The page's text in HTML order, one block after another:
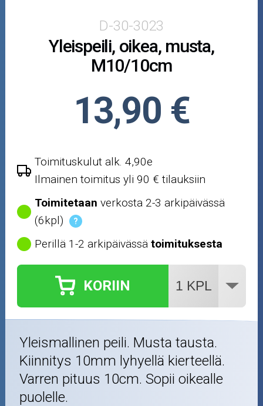
Mopoauton osat
Puutarha ja metsä
Nastarenkaat
Renkaat ja vanteet
Öljyt ja kemikaalit
Outlet-tuotteet
D-30-3023
Yleispeili, oikea, musta,
M10/10cm
13,90 €
Toimituskulut alk. 4,90e
Ilmainen toimitus yli 90 € tilauksiin
Toimitetaan verkosta 2-3 arkipäivässä
(6kpl)
?
Perillä 1-2 arkipäivässätoimituksesta
KORIIN
Yleismallinen peili. Musta tausta.
Kiinnitys 10mm lyhyellä kierteellä.
Varren pituus 10cm. Sopii oikealle
puolelle.